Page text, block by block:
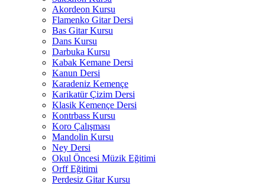
Akordeon Kursu
Flamenko Gitar Dersi
Bas Gitar Kursu
Dans Kursu
Darbuka Kursu
Kabak Kemane Dersi
Kanun Dersi
Karadeniz Kemençe
Karikatür Çizim Dersi
Klasik Kemençe Dersi
Kontrbass Kursu
Koro Çalışması
Mandolin Kursu
Ney Dersi
Okul Öncesi Müzik Eğitimi
Orff Eğitimi
Perdesiz Gitar Kursu